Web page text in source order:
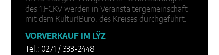
des 1.FCKV werden in Veranstaltergemeinschaft
mit dem Kultur!Büro. des Kreises durchgeführt.
VORVERKAUF IM LŸZ
Tel.: 0271 / 333-2448